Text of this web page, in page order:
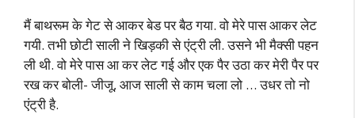
मैं बाथरूम के गेट से आकर बेड पर बैठ गया. वो मेरे पास आकर लेट
गयी. तभी छोटी साली ने खिड़की से एंट्री ली. उसने भी मैक्सी पहन
ली थी. वो मेरे पास आ कर लेट गई और एक पैर उठा कर मेरी पैर पर
रख कर बोली- जीजू, आज साली से काम चला लो … उधर तो नो
एंट्री है.